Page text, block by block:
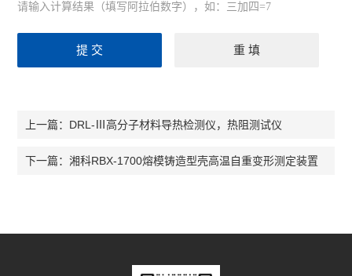
请输入计算结果（填写阿拉伯数字），如：三加四=7
上一篇： DRL-Ⅲ高分子材料导热检测仪，热阻测试仪
下一篇：湘科RBX-1700熔模铸造型壳高温自重变形测定装置